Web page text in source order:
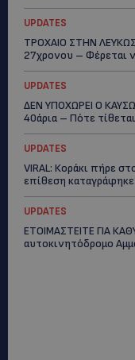
UPDATES
ΤΡΟΧΑΙΟ ΣΤΗΝ
27χρονου – Φέρεται
UPDATES
ΔΕΝ ΥΠΟΧΩΡΕΙ Ο
40άρια – Πότε
UPDATES
VIRAL: Κοράκι πήρε
επίθεση
UPDATES
ΕΤΟΙΜΑΣΤΕΙΤΕ ΓΙΑ
αυτοκινητόδρομο